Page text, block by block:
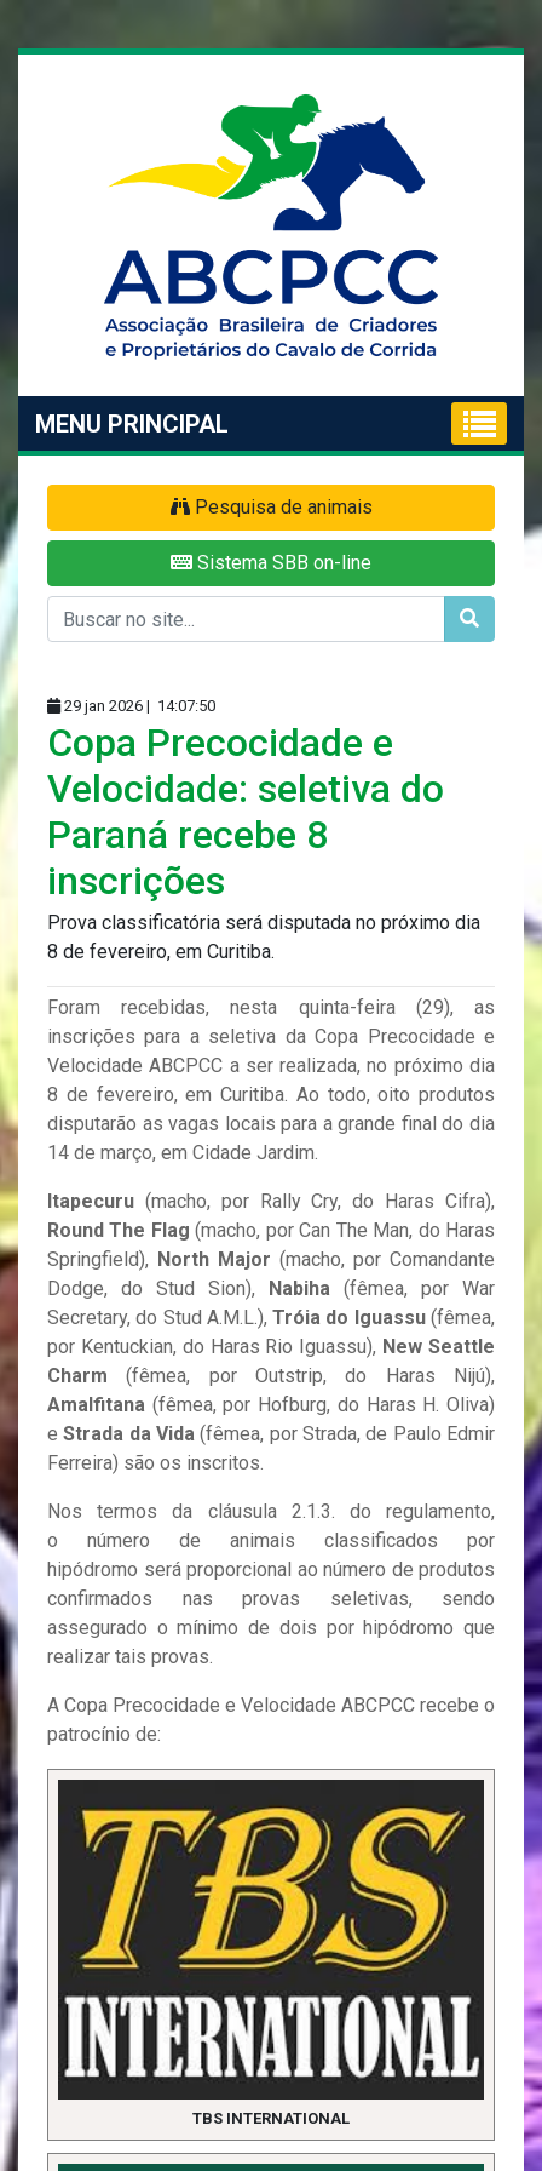
MENU PRINCIPAL
Pesquisa de animais
Sistema SBB on-line
29 jan 2026 | 14:07:50
Copa Precocidade e
Velocidade: seletiva do
Paraná recebe 8
inscrições
Prova classificatória será disputada no próximo dia
8 de fevereiro, em Curitiba.
Foram recebidas, nesta quinta-feira (29), as
inscrições para a seletiva da Copa Precocidade e
Velocidade ABCPCC a ser realizada, no próximo dia
8 de fevereiro, em Curitiba. Ao todo, oito produtos
disputarão as vagas locais para a grande final do dia
14 de março, em Cidade Jardim.
Itapecuru (macho, por Rally Cry, do Haras Cifra),
Round The Flag (macho, por Can The Man, do Haras
Springfield), North Major (macho, por Comandante
Dodge, do Stud Sion),
Nabiha (fêmea, por War
Secretary, do Stud A.M.L.),Tróia do Iguassu(fêmea,
por Kentuckian, do Haras Rio Iguassu), New Seattle
Charm (fêmea, por Outstrip, do Haras Nijú),
Amalfitana (fêmea, por Hofburg, do Haras H. Oliva)
eStrada da Vida (fêmea, por Strada, de Paulo Edmir
Ferreira) são os inscritos.
Nos termos da cláusula 2.1.3. do regulamento,
o número de animais classificados por
hipódromo será proporcional ao número de produtos
confirmados nas provas seletivas, sendo
assegurado o mínimo de dois por hipódromo que
realizar tais provas.
A Copa Precocidade e Velocidade ABCPCC recebe o
patrocínio de:
TBS INTERNATIONAL